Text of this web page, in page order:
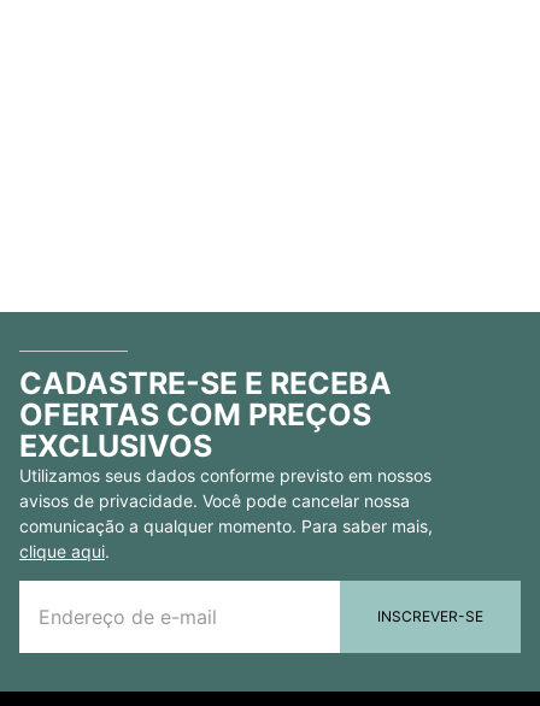
CADASTRE-SE E RECEBA
OFERTAS COM PREÇOS
EXCLUSIVOS
Utilizamos seus dados conforme previsto em nossos
avisos de privacidade. Você pode cancelar nossa
comunicação a qualquer momento. Para saber mais,
clique aqui.
INSCREVER-SE